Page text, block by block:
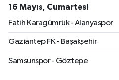
16 Mayıs, Cumartesi
Fatih Karagümrük - Alanyaspor
Gaziantep FK - Başakşehir
Samsunspor - Göztepe